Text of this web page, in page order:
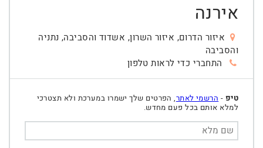
אירנה
איזור הדרום, איזור השרון, אשדוד והסביבה, נתניה
והסביבה
התחברי כדי לראות טלפון
טיפ - הרשמי לאתר, הפרטים שלך ישמרו במערכת ולא תצטרכי
למלא אותם בכל פעם מחדש.